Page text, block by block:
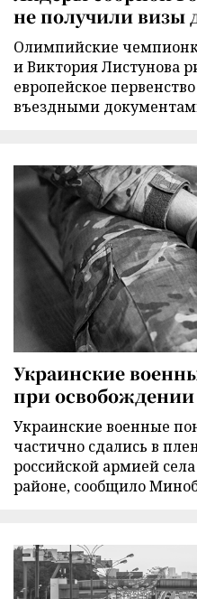
не получили визы
Олимпийские
и Виктория Листунова
европейское
въездными
Украинские
при
Украинские военные
частично сдались в
российской армией
районе, сообщило